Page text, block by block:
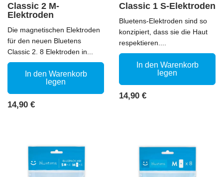
Classic 2 M-
Elektroden
Die magnetischen Elektroden
für den neuen Bluetens
Classic 2. 8 Elektroden in...
In den Warenkorb
legen
Preis
14,90 €
Classic 1 S-Elektroden
Bluetens-Elektroden sind so
konzipiert, dass sie die Haut
respektieren....
In den Warenkorb
legen
Preis
14,90 €